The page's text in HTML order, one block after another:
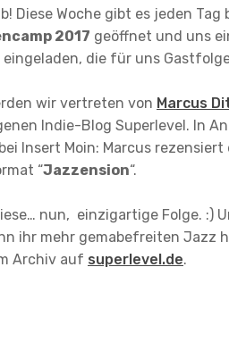
Diese Woche gibt es jeden Tag
2017 geöffnet und uns
eingeladen, die für uns
wir vertreten von Marcus
Indie-Blog Superlevel. In
Insert Moin: Marcus rezensiert
“Jazzension“.
nun, einzigartige Folge. :)
ihr mehr gemabefreiten Jazz
Archiv auf superlevel.de.